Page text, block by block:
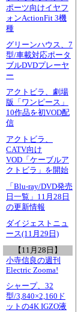
ポーツ向けイヤフ
ォンActionFit 3機
種
グリーンハウス、7
型/車載対応ポータ
ブルDVDプレーヤ
ー
アクトビラ、劇場
版「ワンピース」
10作品を初VOD配
信
アクトビラ、
CATV向け
VOD「ケーブルア
クトビラ」を開始
「Blu-ray/DVD発売
日一覧」11月28日
の更新情報
ダイジェストニュ
ース(11月29日)
【11月28日】
小寺信良の週刊
Electric Zooma!
シャープ、32
型/3,840×2,160ド
ットの4K IGZO液